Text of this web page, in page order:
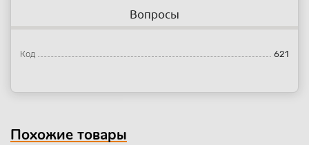
Вопросы
Код 621
Похожие товары